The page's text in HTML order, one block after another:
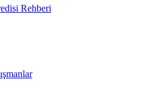
Rehberi